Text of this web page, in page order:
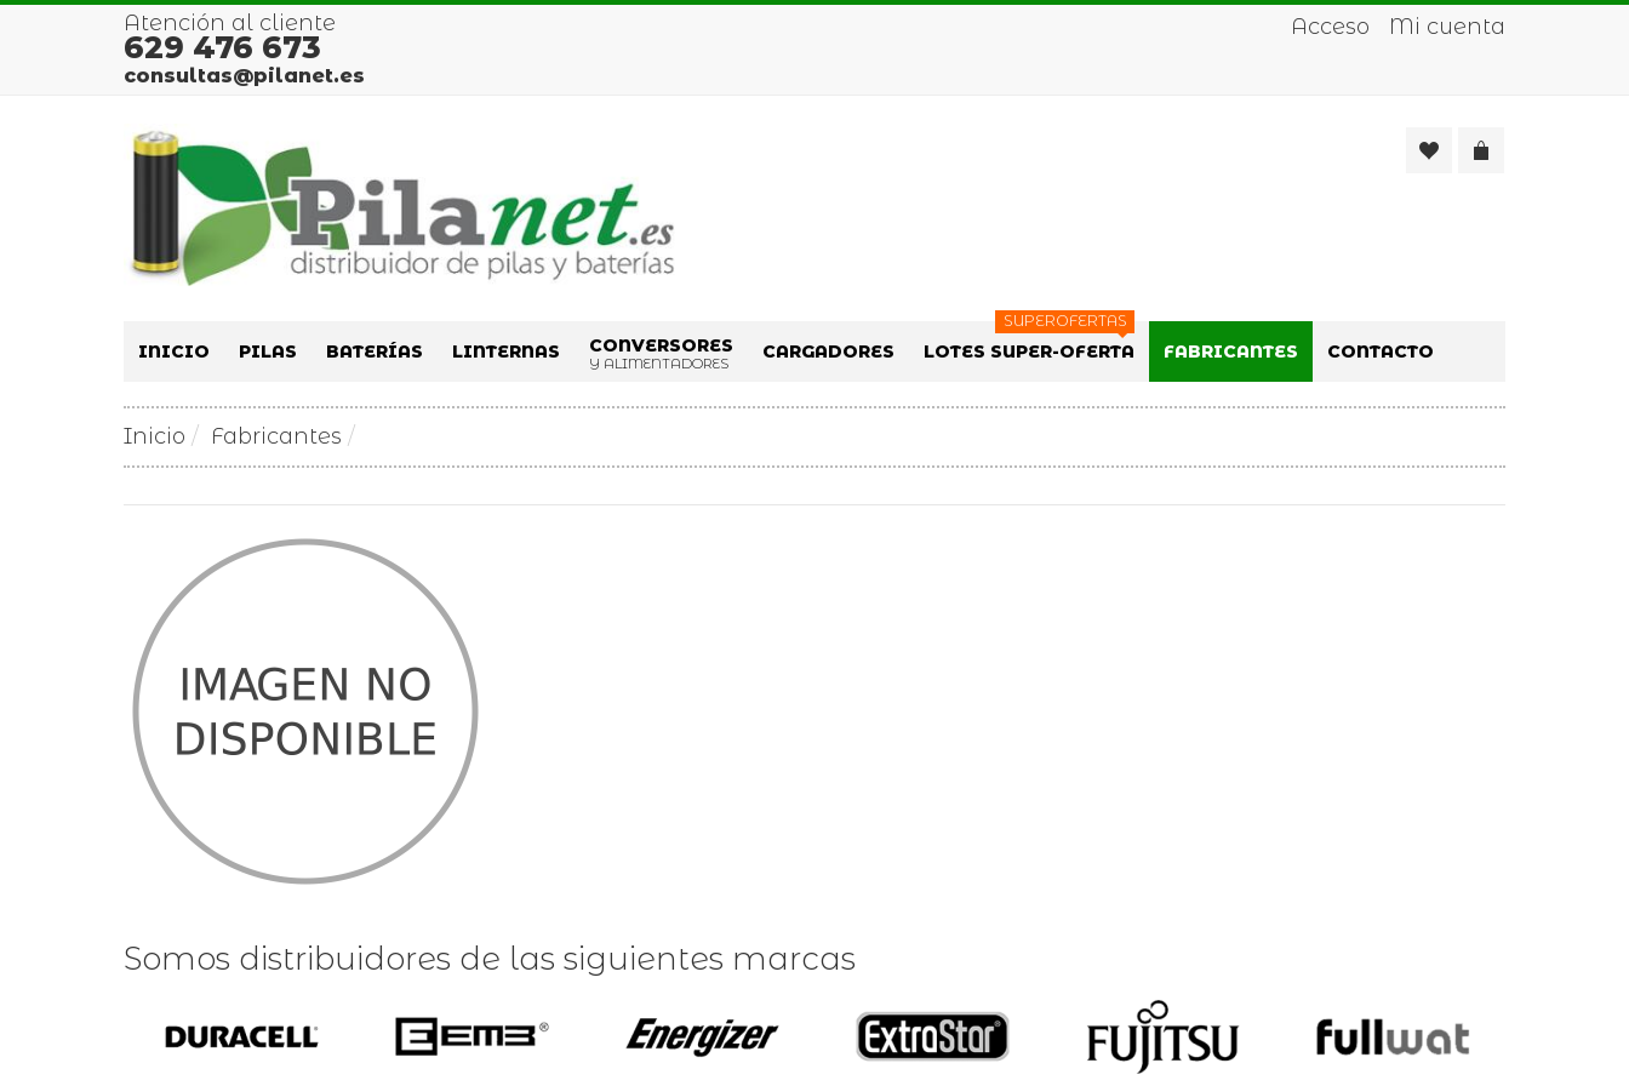
Atención al cliente
629 476 673
consultas@pilanet.es
Acceso Mi cuenta
INICIO PILAS BATERÍAS LINTERNAS CONVERSORES
Y ALIMENTADORES
CARGADORES LOTES SUPER-OFERTA
SUPEROFERTAS
FABRICANTES CONTACTO
Inicio Fabricantes
Somos distribuidores de las siguientes marcas